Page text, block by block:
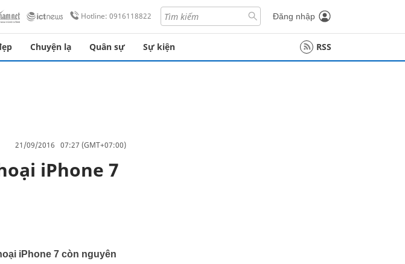
Hotline: 0916118822 Đăng nhập
Chuyện lạ Quân sự Sự kiện RSS
21/09/2016 07:27 (GMT+07:00)
iPhone 7
iPhone 7 còn nguyên